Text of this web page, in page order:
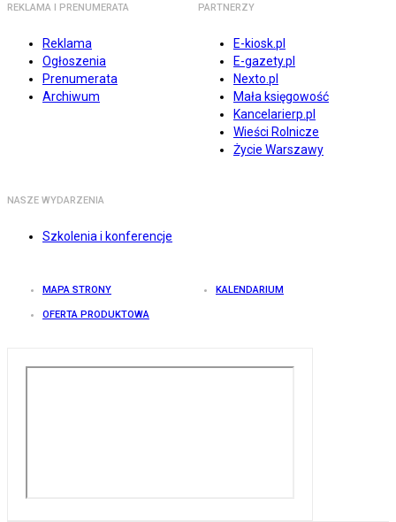
REKLAMA I PRENUMERATA
Reklama
Ogłoszenia
Prenumerata
Archiwum
PARTNERZY
E-kiosk.pl
E-gazety.pl
Nexto.pl
Mała księgowość
Kancelarierp.pl
Wieści Rolnicze
Życie Warszawy
NASZE WYDARZENIA
Szkolenia i konferencje
MAPA STRONY KALENDARIUM
OFERTA PRODUKTOWA